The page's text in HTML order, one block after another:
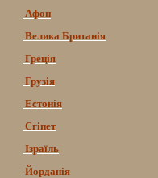
Афон
Велика Британія
Греція
Грузія
Естонія
Єгіпет
Ізраїль
Йорданія